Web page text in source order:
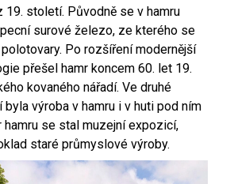
19. století. Původně se v hamru
surové železo, ze kterého se
Po rozšíření modernější
přešel hamr koncem 60. let 19.
kovaného nářadí. Ve druhé
výroba v hamru i v huti pod ním
hamru se stal muzejní expozicí,
staré průmyslové výroby.